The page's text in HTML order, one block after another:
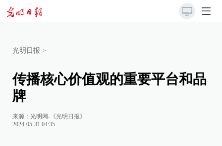
光明日报 >
传播核心价值观的重要平台和品
牌
来源： 光明网-《光明日报》
2024-05-31 04:35